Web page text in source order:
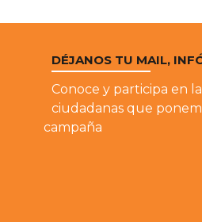
DÉJANOS TU MAIL,
Conoce y participa en
ciudadanas que
campaña